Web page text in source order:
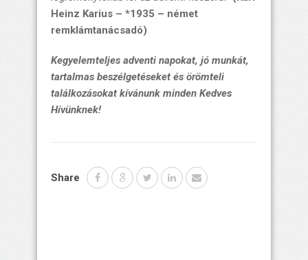
Heinz Karius – *1935 – német
remklámtanácsadó)
Kegyelemteljes adventi napokat, jó munkát,
tartalmas beszélgetéseket és örömteli
találkozásokat kívánunk minden Kedves
Hívünknek!
Share